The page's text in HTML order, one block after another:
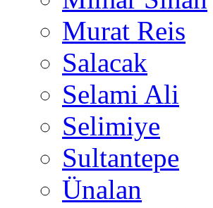
Murat Reis
Salacak
Selami Ali
Selimiye
Sultantepe
Ünalan